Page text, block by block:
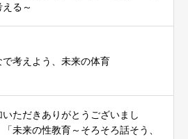
える～
で考えよう、未来の体育
いただきありがとうございまし
「未来の性教育～そろそろ話そう、